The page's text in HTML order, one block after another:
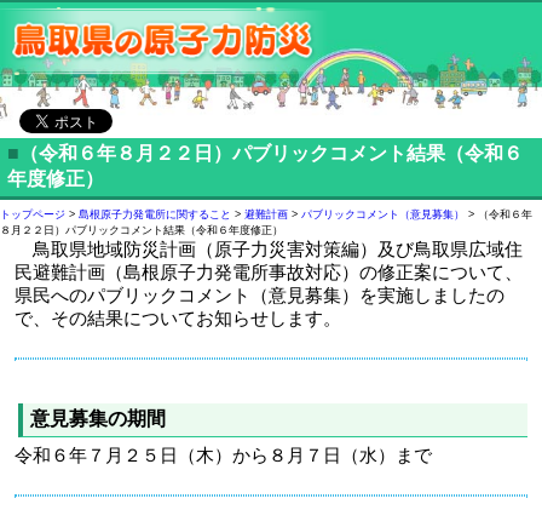
■ （令和６年８月２２日）パブリックコメント結果（令和６
年度修正）
トップページ > 島根原子力発電所に関すること > 避難計画 > パブリックコメント（意見募集）
> （令和６年
８月２２日）パブリックコメント結果（令和６年度修正）
鳥取県地域防災計画（原子力災害対策編）及び鳥取県広域住
民避難計画（島根原子力発電所事故対応）の修正案について、
県民へのパブリックコメント（意見募集）を実施しましたの
で、その結果についてお知らせします。
意見募集の期間
令和６年７月２５日（木）から８月７日（水）まで